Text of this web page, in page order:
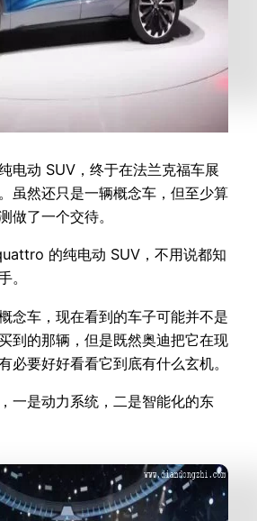
电动 SUV，终于在法兰克福车展
虽然还只是一辆概念车，但至少算
做了一个交待。
的纯电动 SUV，不用说都知
。
念车，现在看到的车子可能并不是
到的那辆，但是既然奥迪把它在现
必要好好看看它到底有什么玄机。
一是动力系统，二是智能化的东